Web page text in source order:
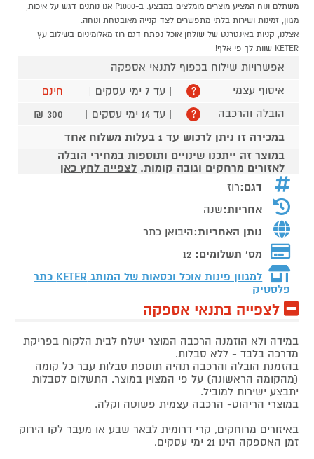
משתלם ונוח המציע מוצרים מומלצים במבצע. ב-P1000 אנו נותנים דגש על איכות,
מגוון, זמינות ושירות בלתי מתפשרים לצד קנייה מאובטחת ונוחה.
אצלנו, קניות באינטרנט של שולחן אוכל נפתח דגם רוז מאלומיניום בשילוב עץ
KETER שוות לך פי אלף!
אפשרויות שילוח בכפוף לתנאי אספקה
איסוף עצמי
? | עד 7 ימי עסקים |
חינם
הובלה והרכבה
? | עד 14 ימי עסקים |
300 ₪
במכירה זו ניתן לרכוש עד 1 בעלות משלוח אחד
במוצר זה ייתכנו שינויים ותוספות במחירי הובלה
לאזורים מרחקים וגובה קומות. לצפייה לחץ כאן
דגם:רוז
אחריות:שנה
נותן האחריות:היבואן כתר
מס' תשלומים: 12
למגוון פינות אוכל וכסאות של המותג
KETER כתר
פלסטיק
לצפייה בתנאי אספקה
במידה ולא הוזמנה הרכבה המוצר ישלח לבית הלקוח בפריקת
מדרכה בלבד - ללא סבלות.
בהזמנת הובלה והרכבה תהיה תוספת סבלות עבר כל קומה
(מהקומה הראשונה) על פי המצוין במוצר. התשלום לסבלות
יתבצע ישירות למוביל.
במוצרי הריהוט- הרכבה עצמית פשוטה וקלה.
באיזורים מרוחקים, קרי דרומית לבאר שבע או מעבר לקו הירוק
זמן האספקה הינו 21 ימי עסקים.